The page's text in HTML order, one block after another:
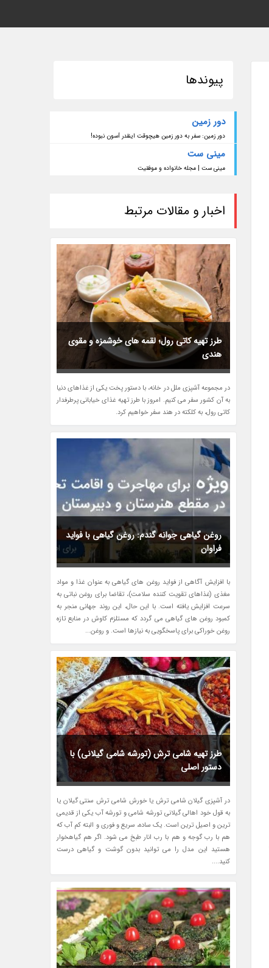
پیوندها
دور زمین
دور زمین: سفر به دور زمین هیچوقت اینقدر آسون نبوده!
مینی ست
مینی ست | مجله خانواده و موفقیت
اخبار و مقالات مرتبط
طرز تهیه کاتی رول؛ لقمه های خوشمزه و مقوی
هندی
در مجموعه آشپزی ملل در خانه، با دستور پخت یکی از غذاهای دنیا
به آن کشور سفر می کنیم. امروز با طرز تهیه غذای خیابانی پرطرفدار
کاتی رول، به کلکته در هند سفر خواهیم کرد.
روغن گیاهی جوانه گندم: روغن گیاهی با فواید
فراوان
با افزایش آگاهی از فواید روغن های گیاهی به عنوان غذا و مواد
مغذی (غذاهای تقویت کننده سلامت)، تقاضا برای روغن نباتی به
سرعت افزایش یافته است. با این حال، این روند جهانی منجر به
کمبود روغن های گیاهی می گردد که مستلزم کاوش در منابع تازه
روغن خوراکی برای پاسخگویی به نیازها است. و روغن...
طرز تهیه شامی ترش (تورشه شامی گیلانی) با
دستور اصلی
در آشپزی گیلان شامی ترش یا خورش شامی ترش سنتی گیلان یا
به قول خود اهالی گیلانی تورشه شامی و تورشه آب یکی از قدیمی
ترین و اصیل ترین است. یک ساده، سریع و فوری و البته کم آب که
هم با رب گوجه و هم با رب انار طبخ می شود. اگر هم گیاهخوار
هستید این مدل را می توانید بدون گوشت و گیاهی درست
کنید....